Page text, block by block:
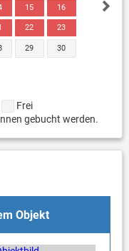
15 16
22 23
29 30
Frei
gebucht werden.
Objekt